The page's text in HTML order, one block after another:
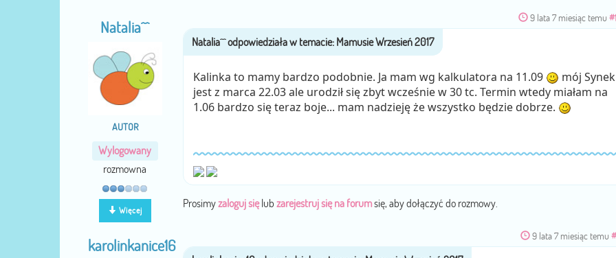
Natalia^^
AUTOR
Wylogowany
rozmowna
Więcej
9 lata 7 miesiąc temu
Kalinka to mamy bardzo podobnie. Ja mam wg kalkulatora na 11.09
mój Synek
jest z marca 22.03 ale urodził się zbyt wcześnie w 30 tc. Termin wtedy miałam na
1.06 bardzo się teraz boje... mam nadzieję że wszystko będzie dobrze.
Prosimyzaloguj sięlub zarejestruj się na forumsię, aby dołączyć do rozmowy.
karolinkanice16
9 lata 7 miesiąc temu